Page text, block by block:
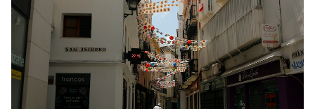
SHOP
CALENDARIO
AREA PERSONALE